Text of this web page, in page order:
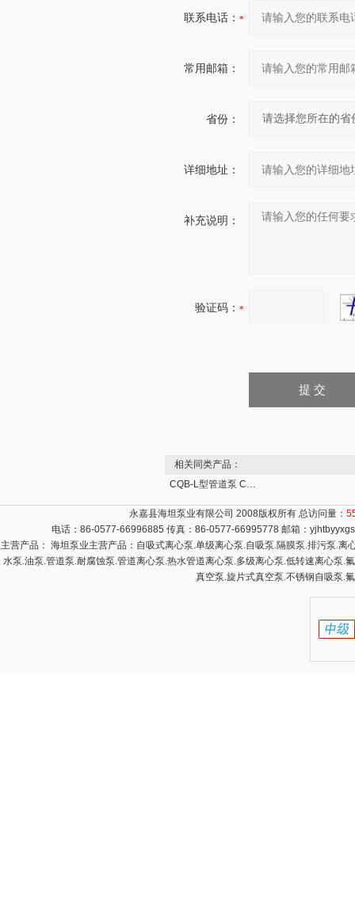
联系电话：
常用邮箱：
省份：
详细地址：
补充说明：
验证码：
相关同类产品：
CQB-L型管道泵 CQB-L型不锈钢磁力管道泵
永嘉县海坦泵业有限公司 2008版权所有 总访问量：
电话：86-0577-66996885 传真：86-0577-66995778 邮箱：
主营产品： 海坦泵业主营产品：自吸式离心泵.单级离心泵.自吸泵.隔膜泵.排污泵.
水泵.油泵.管道泵.耐腐蚀泵.管道离心泵.热水管道离心泵.多级离心泵.低转速离心泵
真空泵.旋片式真空泵.不锈钢自吸泵.